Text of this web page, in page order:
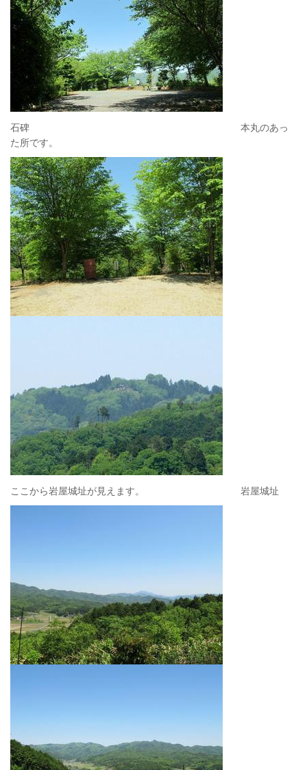
石碑 本丸のあっ
た所です。
ここから岩屋城址が見えます。 岩屋城址